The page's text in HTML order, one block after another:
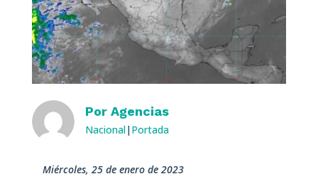
Por Agencias
Nacional| Portada
miércoles, 25 de enero de 2023